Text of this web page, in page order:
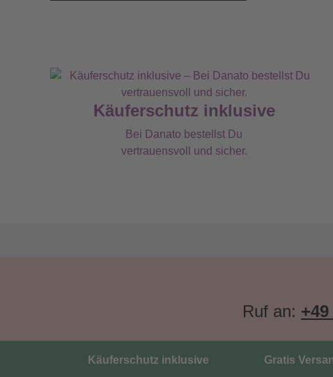
Käuferschutz inklusive
Bei Danato bestellst Du
vertrauensvoll und sicher.
Ruf an:
Käuferschutz inklusive Gratis